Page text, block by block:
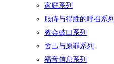
家庭系列
服侍与得胜的呼召系列
教会破口系列
舍己与原罪系列
福音信息系列